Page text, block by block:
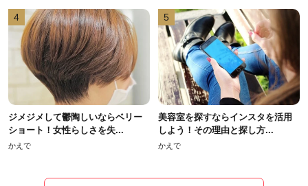
4
ジメジメして鬱陶しいならベリー
ショート！女性らしさを失...
かえで
5
美容室を探すならインスタを活用
しよう！その理由と探し方...
かえで